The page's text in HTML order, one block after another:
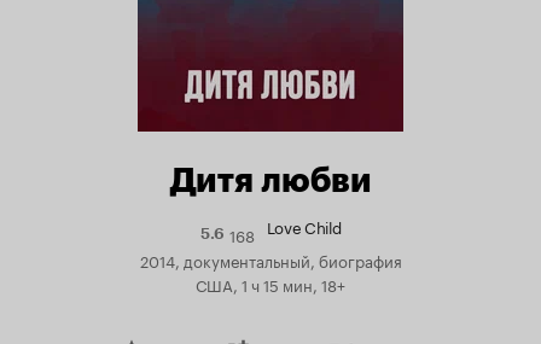
Дитя любви
5.6Рейтинг
Кинопоиска
5.6
168 Love Child
2014, документальный, биография
США, 1 ч 15 мин, 18+